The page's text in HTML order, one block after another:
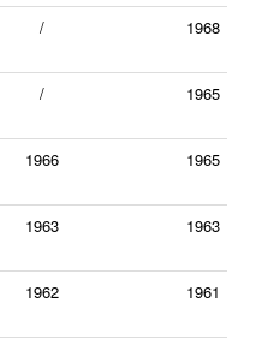
/ 1968
/ 1965
1966 1965
1963 1963
1962 1961